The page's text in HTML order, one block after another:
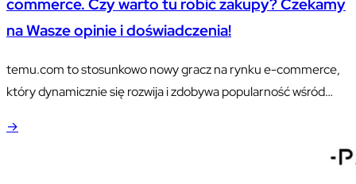
commerce. Czy warto tu robić zakupy? Czekamy
na Wasze opinie i doświadczenia!
temu.com to stosunkowo nowy gracz na rynku e-commerce,
który dynamicznie się rozwija i zdobywa popularność wśród
atrakcyjnych cenach, dostępnych przez stronę internetową i
→